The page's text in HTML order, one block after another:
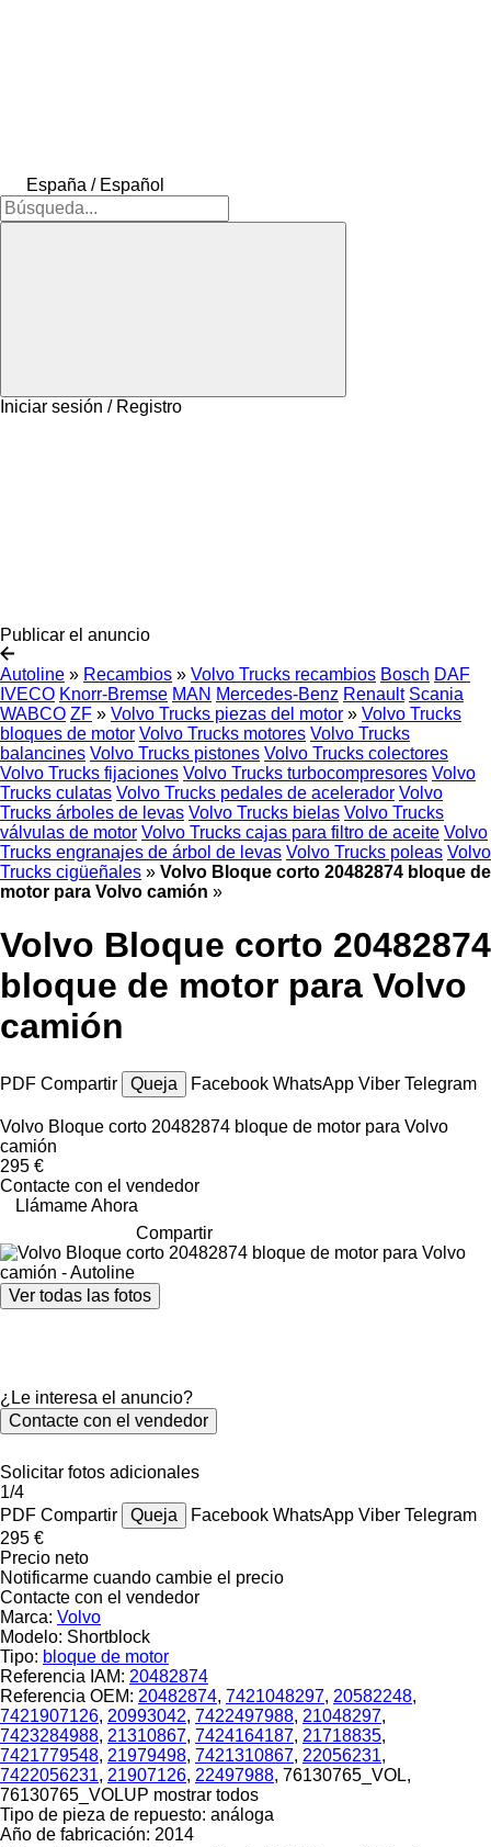
España / Español
Iniciar sesión / Registro
Publicar el anuncio
Autoline » Recambios » Volvo Trucks recambios Bosch DAF
IVECO Knorr-Bremse MAN Mercedes-Benz Renault Scania
WABCO ZF » Volvo Trucks piezas del motor » Volvo Trucks
bloques de motor Volvo Trucks motores Volvo Trucks
balancines Volvo Trucks pistones Volvo Trucks colectores
Volvo Trucks fijaciones Volvo Trucks turbocompresores Volvo
Trucks culatas Volvo Trucks pedales de acelerador Volvo
Trucks árboles de levas Volvo Trucks bielas Volvo Trucks
válvulas de motor Volvo Trucks cajas para filtro de aceite Volvo
Trucks engranajes de árbol de levas Volvo Trucks poleas Volvo
Trucks cigüeñales » Volvo Bloque corto 20482874 bloque de
motor para Volvo camión »
Volvo Bloque corto 20482874
bloque de motor para Volvo
camión
PDF Compartir Queja Facebook WhatsApp Viber Telegram
Volvo Bloque corto 20482874 bloque de motor para Volvo
camión
295 €
Contacte con el vendedor
Llámame Ahora
Compartir
Ver todas las fotos
¿Le interesa el anuncio?
Contacte con el vendedor
Solicitar fotos adicionales
1/4
PDF Compartir Queja Facebook WhatsApp Viber Telegram
295 €
Precio neto
Notificarme cuando cambie el precio
Contacte con el vendedor
Marca: Volvo
Modelo: Shortblock
Tipo: bloque de motor
Referencia IAM: 20482874
Referencia OEM: 20482874, 7421048297, 20582248,
7421907126, 20993042, 7422497988, 21048297,
7423284988, 21310867, 7424164187, 21718835,
7421779548, 21979498, 7421310867, 22056231,
7422056231, 21907126, 22497988, 76130765_VOL,
76130765_VOLUP mostrar todos
Tipo de pieza de repuesto: análoga
Año de fabricación: 2014